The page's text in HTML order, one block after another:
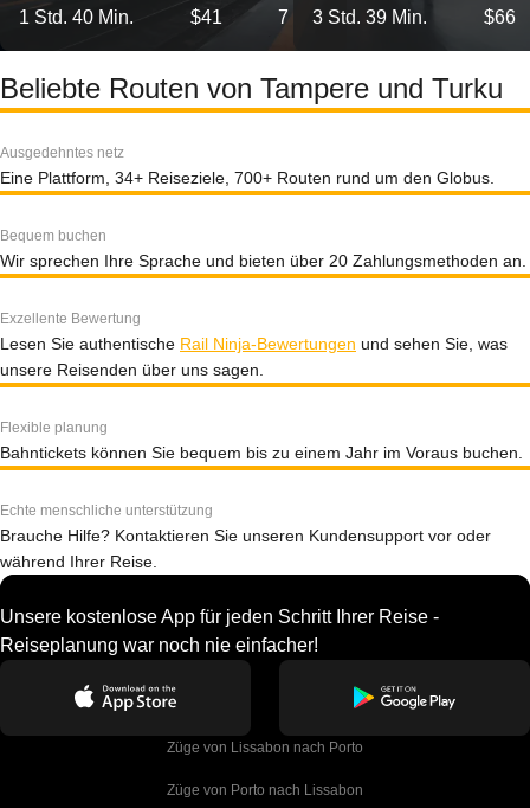
1 Std. 40 Min. $41 7 3 Std. 39 Min. $66
Beliebte Routen von Tampere und Turku
Ausgedehntes netz
Eine Plattform, 34+ Reiseziele, 700+ Routen rund um den Globus.
Bequem buchen
Wir sprechen Ihre Sprache und bieten über 20 Zahlungsmethoden an.
Exzellente Bewertung
Lesen Sie authentische Rail Ninja-Bewertungen und sehen Sie, was
unsere Reisenden über uns sagen.
Flexible planung
Bahntickets können Sie bequem bis zu einem Jahr im Voraus buchen.
Echte menschliche unterstützung
Brauche Hilfe? Kontaktieren Sie unseren Kundensupport vor oder
während Ihrer Reise.
Unsere kostenlose App für jeden Schritt Ihrer Reise -
Reiseplanung war noch nie einfacher!
Züge von Lissabon nach Porto
Züge von Porto nach Lissabon